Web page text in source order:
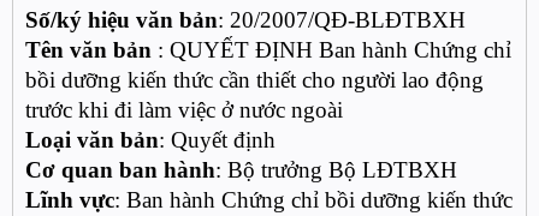
Số/ký hiệu văn bản: 20/2007/QĐ-BLĐTBXH
Tên văn bản : QUYẾT ĐỊNH Ban hành Chứng chỉ
bồi dưỡng kiến thức cần thiết cho người lao động
trước khi đi làm việc ở nước ngoài
Loại văn bản: Quyết định
Cơ quan ban hành: Bộ trưởng Bộ LĐTBXH
Lĩnh vực: Ban hành Chứng chỉ bồi dưỡng kiến thức